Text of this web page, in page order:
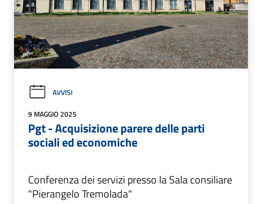
AVVISI
9 MAGGIO 2025
Pgt - Acquisizione parere delle parti
sociali ed economiche
Conferenza dei servizi presso la Sala consiliare
"Pierangelo Tremolada"